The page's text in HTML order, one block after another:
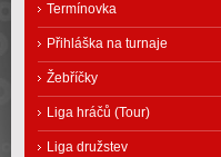
Termínovka
Přihláška na turnaje
Žebříčky
Liga hráčů (Tour)
Liga družstev